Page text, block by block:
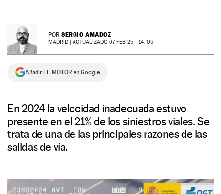
NEWSLETTER POR SERGIO AMADOZ
MADRID | ACTUALIZADO 07 FEB 25 - 14: 05
Añadir EL MOTOR en Google
En 2024 la velocidad inadecuada estuvo
presente en el 21% de los siniestros viales. Se
trata de una de las principales razones de las
salidas de vía.